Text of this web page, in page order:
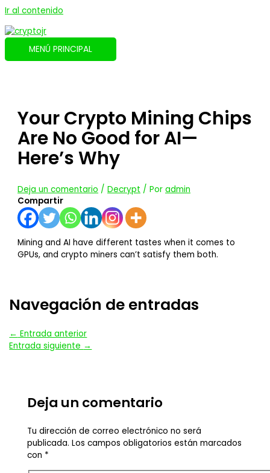
Ir al contenido
MENÚ PRINCIPAL
Your Crypto Mining Chips
Are No Good for AI—
Here’s Why
Deja un comentario /Decrypt / Poradmin
Compartir
Mining and AI have different tastes when it comes to
GPUs, and crypto miners can’t satisfy them both.
Navegación de entradas
← Entrada anterior
Entrada siguiente →
Deja un comentario
Tu dirección de correo electrónico no será
publicada. Los campos obligatorios están marcados
con *